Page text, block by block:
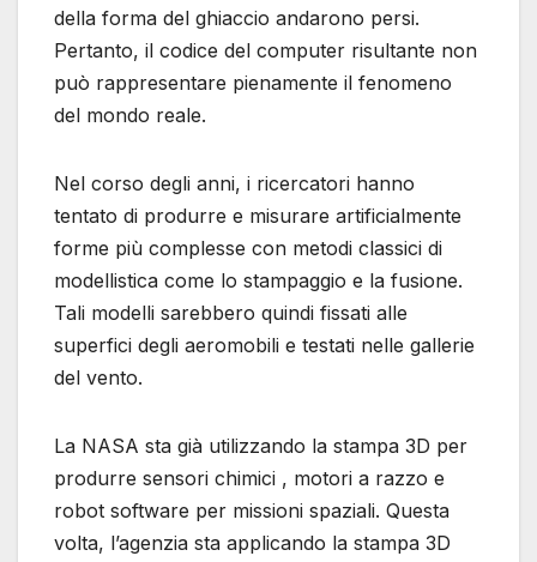
della forma del ghiaccio andarono persi.
Pertanto, il codice del computer risultante non
può rappresentare pienamente il fenomeno
del mondo reale.
Nel corso degli anni, i ricercatori hanno
tentato di produrre e misurare artificialmente
forme più complesse con metodi classici di
modellistica come lo stampaggio e la fusione.
Tali modelli sarebbero quindi fissati alle
superfici degli aeromobili e testati nelle gallerie
del vento.
La NASA sta già utilizzando la stampa 3D per
produrre sensori chimici , motori a razzo e
robot software per missioni spaziali. Questa
volta, l’agenzia sta applicando la stampa 3D